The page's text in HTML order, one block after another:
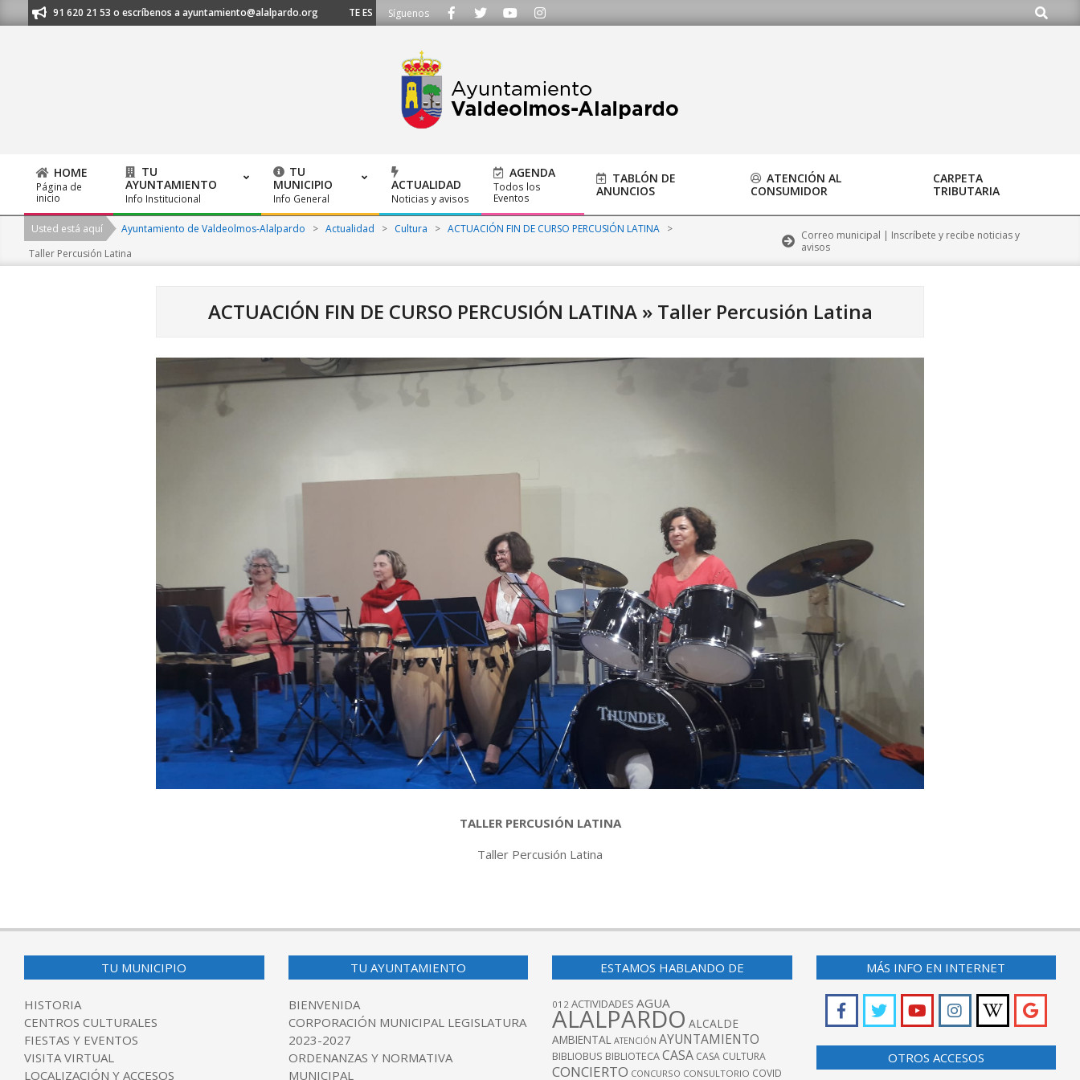
to
al 91 620 21 53 o escríbenos a ayuntamiento@alalpardo.org TE ESCUCHAMOS - Llámanos al 91 620 21 53 o escríbenos a ayuntamiento@alalpardo.org
Síguenos Buscar
Primary
Navigation
Menu
HOME
Página de
inicio
TU
AYUNTAMIENTO
Info Institucional
TU
MUNICIPIO
Info General
ACTUALIDAD
Noticias y avisos
AGENDA
Todos los
Eventos
TABLÓN DE
ANUNCIOS
ATENCIÓN AL
CONSUMIDOR
CARPETA
TRIBUTARIA
Usted está aquí Ayuntamiento de Valdeolmos-Alalpardo > Actualidad > Cultura > ACTUACIÓN FIN DE CURSO PERCUSIÓN LATINA
>
Taller Percusión Latina
Correo municipal | Inscríbete y recibe noticias y
avisos
ACTUACIÓN FIN DE CURSO PERCUSIÓN LATINA » Taller Percusión Latina
TALLER PERCUSIÓN LATINA
Taller Percusión Latina
06-
TU MUNICIPIO
HISTORIA
CENTROS CULTURALES
FIESTAS Y EVENTOS
VISITA VIRTUAL
LOCALIZACIÓN Y ACCESOS
TU AYUNTAMIENTO
BIENVENIDA
CORPORACIÓN MUNICIPAL LEGISLATURA
2023-2027
ORDENANZAS Y NORMATIVA
MUNICIPAL
ESTAMOS HABLANDO DE
012 ACTIVIDADES AGUA
ALALPARDO ALCALDE
AMBIENTAL ATENCIÓN AYUNTAMIENTO
BIBLIOBUS BIBLIOTECACASA CASA CULTURA
CONCIERTO CONCURSO CONSULTORIO COVID
MÁS INFO EN INTERNET
OTROS ACCESOS